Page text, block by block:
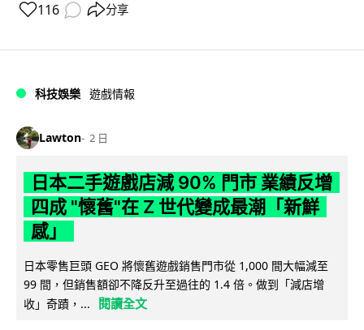
116 分享
科技娛樂 遊戲情報
Lawton 2 日
日本二手遊戲店減 90% 門市 業績反增
四成 "懷舊"在 Z 世代變成最潮「新鮮
感」
日本零售巨頭 GEO 將懷舊遊戲銷售門市從 1,000 間大幅減至
99 間，但銷售額卻不降反升至過往的 1.4 倍。做到「減店增
收」奇蹟，...
閱讀全文